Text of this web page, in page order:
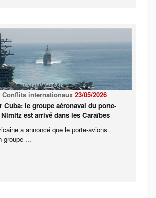
Conflits internationaux 23/05/2026
Cuba: le groupe aéronaval du porte-
est arrivé dans les Caraïbes
a annoncé que le porte-avions
groupe ...